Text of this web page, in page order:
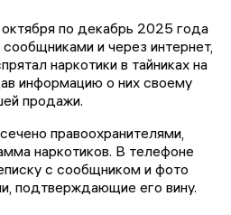
по декабрь 2025 года
и через интернет,
наркотики в тайниках на
информацию о них своему
продажи.
правоохранителями,
наркотиков. В телефоне
с сообщником и фото
подтверждающие его вину.